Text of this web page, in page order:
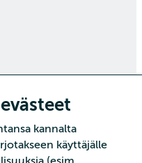
kannalta
käyttäjälle
keskus Oy
ja kävijätilastointi